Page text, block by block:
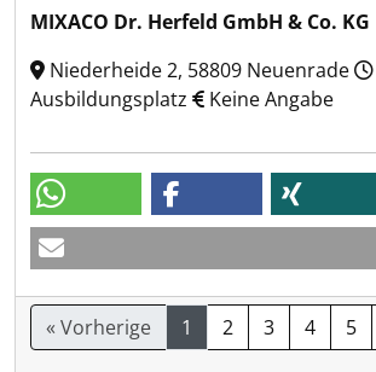
MIXACO Dr. Herfeld GmbH & Co. KG
Niederheide 2, 58809 Neuenrade
Ausbildungsplatz
Keine Angabe
« Vorherige 1 2 3 4 5